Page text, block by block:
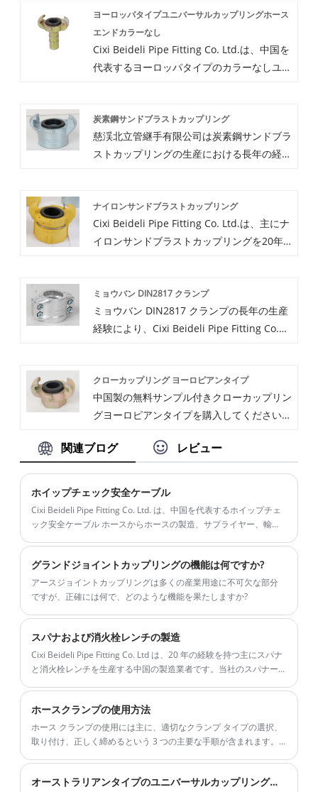
リングをアメリカ、ロシア、ドイツ、英国な
どの多くの国に輸出しています。当社の製品
は、良い品質、良い価格、良いサービスを持
っています。私たちから2ラグと4ラグのエ
ヨーロッパタイプユニバーサルカップリングホース
エンドカラーなし
Cixi Beideli Pipe Fitting Co. Ltd.は、中国を
代表するヨーロッパタイプのカラーなしユニ
ーロッパ タイプ ユニバーサル カップリング
ホース エンドは、特徴的なデザイン、競争
力のある価格、高品質を備えています。カラ
は、今すぐお問い合わせください。
炭素鋼サンドブラストカップリング
慈渓北立管継手有限公司は炭素鋼サンドブラ
ストカップリングの生産における長年の経験
サンドブラストカップリングは多くの用途に
対応できます。必要に応じて、オンラインで
タイムリーに入手してください。炭素鋼サン
見積りさせていただきます。
ナイロンサンドブラストカップリング
Cixi Beideli Pipe Fitting Co. Ltd.は、主にナ
イロンサンドブラストカップリングを20年
執し、当社のナイロンサンドブラストカップ
リングは多くのお客様に満足されています。
最新の販売、低価格、高品質のナイロンサン
と協力することを楽しみにしています。
ミョウバン DIN2817 クランプ
ミョウバン DIN2817 クランプの長年の生産
経験により、Cixi Beideli Pipe Fitting Co.
高品質のミョウバン DIN2817 クランプは多
くの用途に対応できます。必要に応じて、オ
ンラインでタイムリーなサービスをご利用く
製品リストに加えて、特定のニーズに応じて
イズすることもできます。Alum DIN2817
安全クランプを高品質で最良の価格で提供で
きることを非常に嬉しく思います。
クローカップリング ヨーロピアンタイプ
中国製の無料サンプル付きクローカップリン
グヨーロピアンタイプを購入してください。
およびサプライヤーです。当社はヨーロッパ
20年間携わっています。クローに興味があ
る場合は、カップリングヨーロッパタイプ今
すぐご相談ください。すぐに返信させていた
だきます。
関連ブログ レビュー
ホイップチェック安全ケーブル
Cixi Beideli Pipe Fitting Co. Ltd. は、中国を代表するホイップチェ
ック安全ケーブル ホースからホースの製造、サプライヤー、輸出
さまざまな素材を取り揃えています。ようこそ私たちから低価格
で高品質のホイップチェック安全ケーブルホース対ホースを購入
してください。ご協力を楽しみにしています。
グランドジョイントカップリングの機能は何ですか?
アースジョイントカップリングは多くの産業用途に不可欠な部分
ですが、正確には何で、どのような機能を果たしますか?
スパナおよび消火栓レンチの製造
Cixi Beideli Pipe Fitting Co. Ltd は、20 年の経験を持つ主にスパナ
と消火栓レンチを生産する中国の製造業者です。当社のスパナー
も良いです。ご協力をお待ちしております。
ホースクランプの使用方法
ホース クランプの使用には主に、適切なクランプ タイプの選択、
取り付け、正しく締めるという 3 つの主要な手順が含まれます。
操作を調整する必要があります。
オーストラリアンタイプのユニバーサルカップリングが現代の産業用途に不可欠な理由は何ですか?